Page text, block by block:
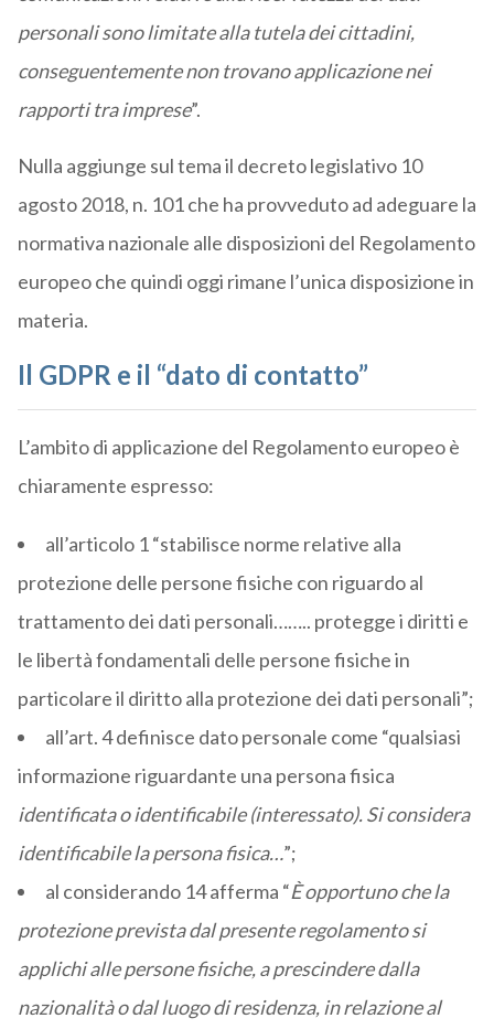
personali sono limitate alla tutela dei cittadini,
conseguentemente non trovano applicazione nei
rapporti tra imprese”.
Nulla aggiunge sul tema il decreto legislativo 10
agosto 2018, n. 101 che ha provveduto ad adeguare la
normativa nazionale alle disposizioni del Regolamento
europeo che quindi oggi rimane l’unica disposizione in
materia.
Il GDPR e il “dato di contatto”
L’ambito di applicazione del Regolamento europeo è
chiaramente espresso:
all’articolo 1 “stabilisce norme relative alla
protezione delle persone fisiche con riguardo al
trattamento dei dati personali…….. protegge i diritti e
le libertà fondamentali delle persone fisiche in
particolare il diritto alla protezione dei dati personali”;
all’art. 4 definisce dato personale come “qualsiasi
informazione riguardante una persona fisica
identificata o identificabile (interessato). Si considera
identificabile la persona fisica…”;
al considerando 14 afferma “È opportuno che la
protezione prevista dal presente regolamento si
applichi alle persone fisiche, a prescindere dalla
nazionalità o dal luogo di residenza, in relazione al